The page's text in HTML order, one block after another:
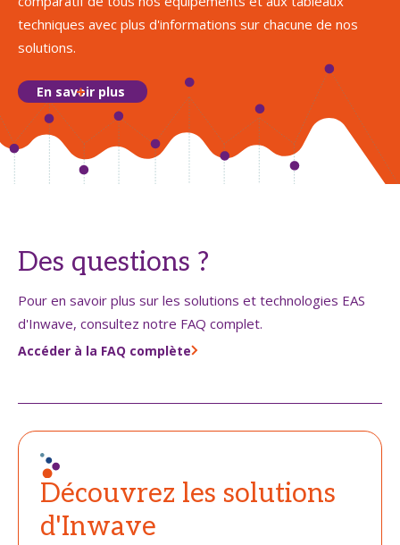
techniques avec plus d'informations sur chacune de nos
solutions.
En savoir plus
Des questions ?
Pour en savoir plus sur les solutions et technologies EAS
d'Inwave, consultez notre FAQ complet.
Accéder à la FAQ complète
Découvrez les solutions
d'Inwave